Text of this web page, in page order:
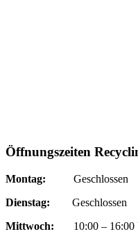
Öffnungszeiten
Montag: Geschlossen
Dienstag: Geschlossen
Mittwoch: 10:00 – 16:00